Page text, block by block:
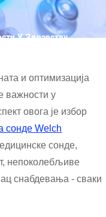
У Здравству
и оптимизација
важности у
овога је избор
сонде Welch
сонде,
непоколебљиве
снабдевања - сваки